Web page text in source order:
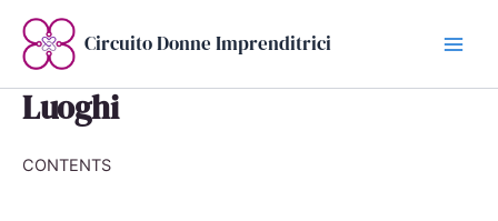
contenuto
Circuito Donne Imprenditrici
Luoghi
CONTENTS